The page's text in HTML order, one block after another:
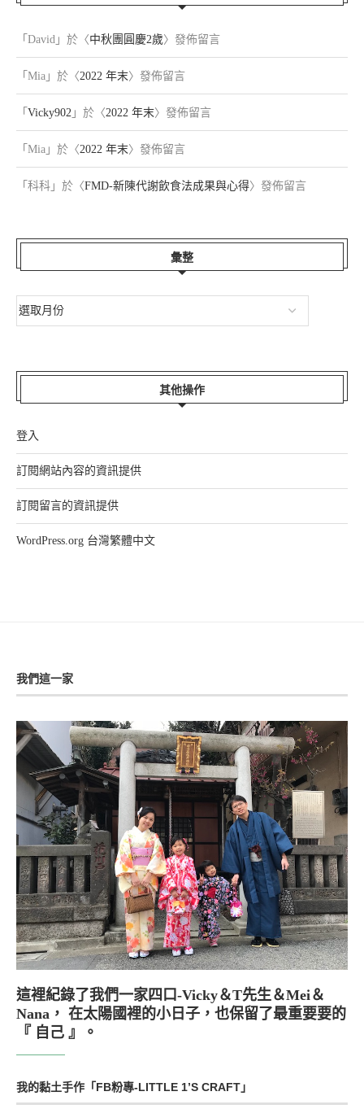
「 David 」於〈中秋團圓慶2歲〉發佈留言
「 Mia 」於〈2022 年末〉發佈留言
「 Vicky902 」於〈2022 年末〉發佈留言
「 Mia 」於〈2022 年末〉發佈留言
「 科科 」於〈FMD-新陳代謝飲食法成果與心得〉發佈留言
彙整
其他操作
登入
訂閱網站內容的資訊提供
訂閱留言的資訊提供
WordPress.org 台灣繁體中文
我們這一家
這裡紀錄了我們一家四口-Vicky＆T先生＆Mei＆
Nana， 在太陽國裡的小日子，也保留了最重要要的
『 自己 』。
我的黏土手作「FB粉專-LITTLE 1’S CRAFT」